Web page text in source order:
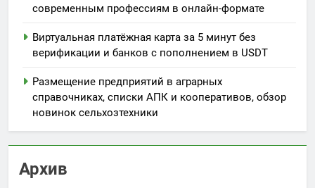
современным профессиям в онлайн-формате
Виртуальная платёжная карта за 5 минут без
верификации и банков с пополнением в USDT
Размещение предприятий в аграрных
справочниках, списки АПК и кооперативов, обзор
новинок сельхозтехники
Архив